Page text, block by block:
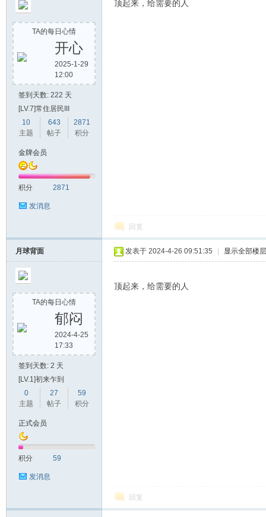
TA的每日心情
开心
2025-1-29
12:00
签到天数: 222 天
[LV.7]常住居民III
10
主题
643
帖子
2871
积分
金牌会员
积分 2871
发消息
顶起来，给需要的人
回复
月球背面
TA的每日心情
郁闷
2024-4-25
17:33
签到天数: 2 天
[LV.1]初来乍到
0
主题
27
帖子
59
积分
正式会员
积分 59
发消息
发表于 2024-4-26 09:51:35 显示全部楼层
顶起来，给需要的人
回复